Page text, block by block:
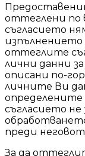
оттеглени по
съгласието
изпълнението
оттеглите
лични данни
описани по-
личните Ви
съгласието не
преди
За да